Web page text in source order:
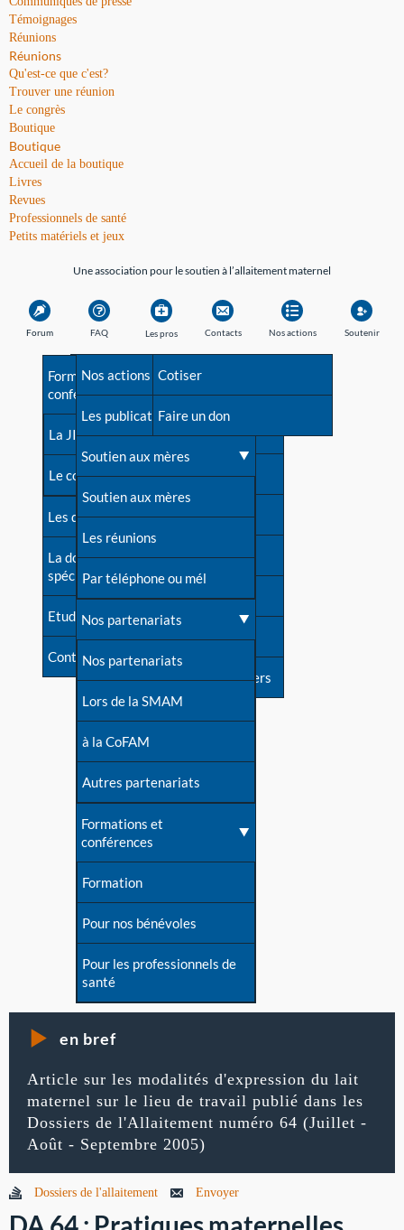
Témoignages
Réunions
Réunions
Qu'est-ce que c'est?
Trouver une réunion
Le congrès
Boutique
Boutique
Accueil de la boutique
Livres
Revues
Professionnels de santé
Petits matériels et jeux
Une association pour le soutien à l’allaitement maternel
Forum FAQ
Avant la naissance
Les débuts
Une difficulté d'allaitement ?
Cas particuliers
Mythes et vérités
Devenir animatrice ?
Une question sur le site
Les pros
Formations et
conférences
La JIA
Le congrès
Les dossiers de l'allaitement
La documentation
spécialisée
Etudes récentes
Contact
Contacts
Besoin d'aide?
Répertoire de tous les
contacts
Contact presse
Dossier de presse
Soutenir LLL
Livre d'or
Forum
S'inscrire à nos newsletters
Nos actions
Nos actions
Les publications
Soutien aux mères
Soutien aux mères
Les réunions
Par téléphone ou mél
Nos partenariats
Nos partenariats
Lors de la SMAM
à la CoFAM
Autres partenariats
Formations et
conférences
Formation
Pour nos bénévoles
Pour les professionnels de
santé
Soutenir
Cotiser
Faire un don
en bref
Article sur les modalités d'expression du lait
maternel sur le lieu de travail publié dans les
Dossiers de l'Allaitement numéro 64 (Juillet -
Août - Septembre 2005)
Dossiers de l'allaitement Envoyer